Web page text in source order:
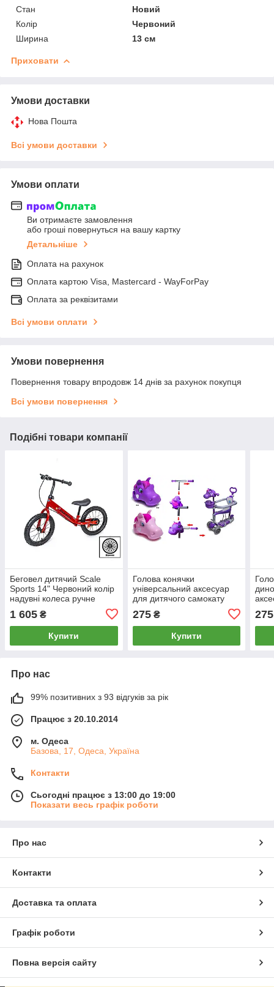
Стан
Новий
Колір
Червоний
Ширина
13 см
Приховати
Умови доставки
Нова Пошта
Всі умови доставки
Умови оплати
Ви отримаєте замовлення
або гроші повернуться на вашу картку
Детальніше
Оплата на рахунок
Оплата картою Visa, Mastercard - WayForPay
Оплата за реквізитами
Всі умови оплати
Умови повернення
Повернення товару впродовж 14 днів за рахунок покупця
Всі умови повернення
Подібні товари компанії
Беговел дитячий Scale
Sports 14" Червоний колір
надувні колеса ручне
1 605 ₴
Купити
Голова конячки
універсальний аксесуар
для дитячого самокату
275₴
Купити
275
Про нас
99% позитивних з 93 відгуків за рік
Працює з 20.10.2014
м. Одеса
Базова, 17, Одеса, Україна
Контакти
Сьогодні працює з 13:00 до 19:00
Показати весь графік роботи
Про нас
Контакти
Доставка та оплата
Графік роботи
Повна версія сайту